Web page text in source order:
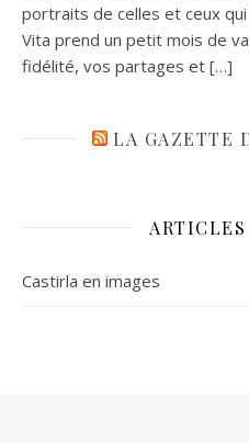
portraits de celles et ceux
Vita prend un petit mois de
fidélité, vos partages et […]
LA GAZETTE
Castirla en images